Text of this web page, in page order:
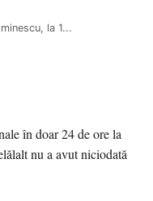
la 1...